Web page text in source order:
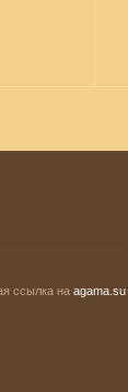
ссылка на agama.su